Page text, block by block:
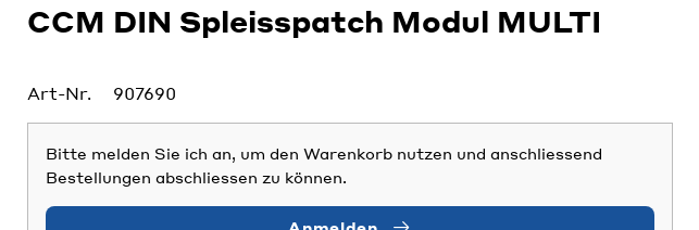
CCM DIN Spleisspatch Modul MULTI
Bitte melden Sie ich an, um den Warenkorb nutzen und anschliessend
Bestellungen abschliessen zu können.
Art-Nr. 907690